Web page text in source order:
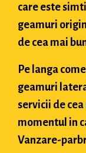
care este
geamuri
de cea mai
Pe langa
geamuri
servicii de
momentul in
Vanzare-